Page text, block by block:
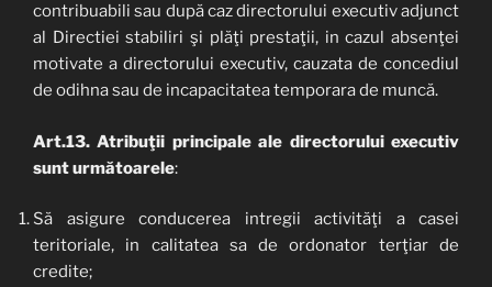
contribuabili sau după caz directorului executiv adjunct
al Directiei stabiliri şi plăţi prestaţii, in cazul absenţei
motivate a directorului executiv, cauzata de concediul
de odihna sau de incapacitatea temporara de muncă.
Art.13. Atribuţii principale ale directorului executiv
sunturmătoarele:
Să asigure conducerea intregii activităţi a casei
teritoriale, in calitatea sa de ordonator terţiar de
credite;